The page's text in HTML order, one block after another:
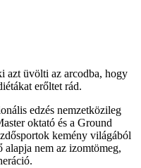
azt üvölti az arcodba, hogy
erőltet rád.
edzés nemzetközileg
oktató és a Ground
kemény világából
nem az izomtömeg,